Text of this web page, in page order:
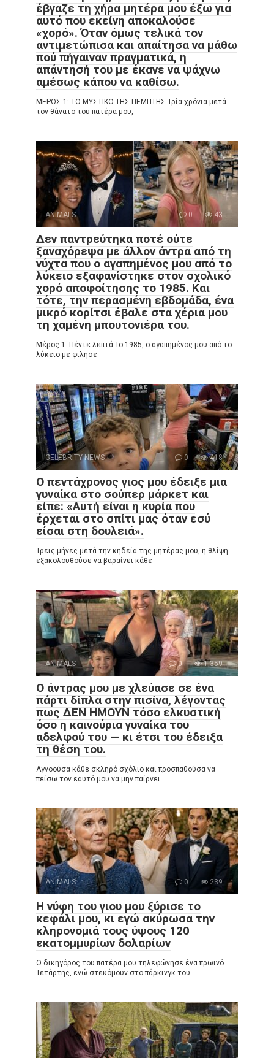
έβγαζε τη χήρα μητέρα μου έξω για
αυτό που εκείνη αποκαλούσε
«χορό». Όταν όμως τελικά τον
αντιμετώπισα και απαίτησα να μάθω
πού πήγαιναν πραγματικά, η
απάντησή του με έκανε να ψάχνω
αμέσως κάπου να καθίσω.
ΜΕΡΟΣ 1: ΤΟ ΜΥΣΤΙΚΟ ΤΗΣ ΠΕΜΠΤΗΣ Τρία χρόνια μετά
τον θάνατο του πατέρα μου,
ANIMALS 0 43
Δεν παντρεύτηκα ποτέ ούτε
ξαναχόρεψα με άλλον άντρα από τη
νύχτα που ο αγαπημένος μου από το
λύκειο εξαφανίστηκε στον σχολικό
χορό αποφοίτησης το 1985. Και
τότε, την περασμένη εβδομάδα, ένα
μικρό κορίτσι έβαλε στα χέρια μου
τη χαμένη μπουτονιέρα του.
Μέρος 1: Πέντε λεπτά Το 1985, ο αγαπημένος μου από το
λύκειο με φίλησε
CELEBRITY NEWS 0 418
Ο πεντάχρονος γιος μου έδειξε μια
γυναίκα στο σούπερ μάρκετ και
είπε: «Αυτή είναι η κυρία που
έρχεται στο σπίτι μας όταν εσύ
είσαι στη δουλειά».
Τρεις μήνες μετά την κηδεία της μητέρας μου, η θλίψη
εξακολουθούσε να βαραίνει κάθε
ANIMALS 0 1,359
Ο άντρας μου με χλεύασε σε ένα
πάρτι δίπλα στην πισίνα, λέγοντας
πως ΔΕΝ ΗΜΟΥΝ τόσο ελκυστική
όσο η καινούρια γυναίκα του
αδελφού του — κι έτσι του έδειξα
τη θέση του.
Αγνοούσα κάθε σκληρό σχόλιο και προσπαθούσα να
πείσω τον εαυτό μου να μην παίρνει
ANIMALS 0 239
Η νύφη του γιου μου ξύρισε το
κεφάλι μου, κι εγώ ακύρωσα την
κληρονομιά τους ύψους 120
εκατομμυρίων δολαρίων
Ο δικηγόρος του πατέρα μου τηλεφώνησε ένα πρωινό
Τετάρτης, ενώ στεκόμουν στο πάρκινγκ του